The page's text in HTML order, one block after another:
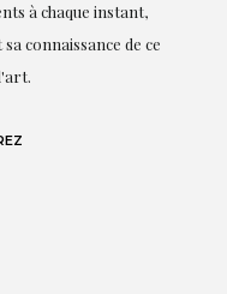
à chaque instant,
connaissance de ce